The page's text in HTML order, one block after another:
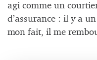
agi comme un
d’assurance : il y a
mon fait, il me